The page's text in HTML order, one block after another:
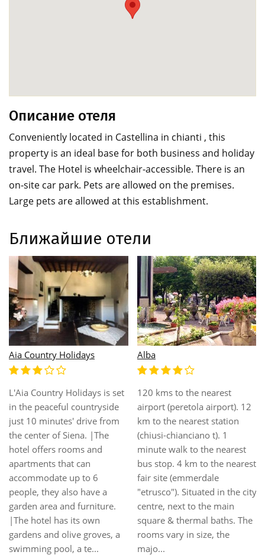
Описание отеля
Conveniently located in Castellina in chianti , this
property is an ideal base for both business and holiday
travel. The Hotel is wheelchair-accessible. There is an
on-site car park. Pets are allowed on the premises.
Large pets are allowed at this establishment.
Ближайшие отели
This family-friendly hotel is
situated in a panoramic
location in the centre of
Chianciano Terme. The
establishment lies within
walking distance of Piazza
Italia and the thermal baths,
thus providing the ideal
place for a relaxing stay in
Tuscany. The historic towns
Albergo Chiusarelli
located in the center of
Siena, known as one of the
most beautiful art cities in
Italy, which is still faithful to
its traditions, such as Palio.
The building is a Neoclassical
villa which was built around
the 1860s and became one
of the first hotels in Siena. In
2010, it ...